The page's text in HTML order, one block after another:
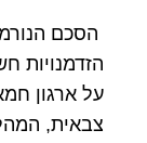
הסכם
הזדמנויות
על ארגון
צבאית,